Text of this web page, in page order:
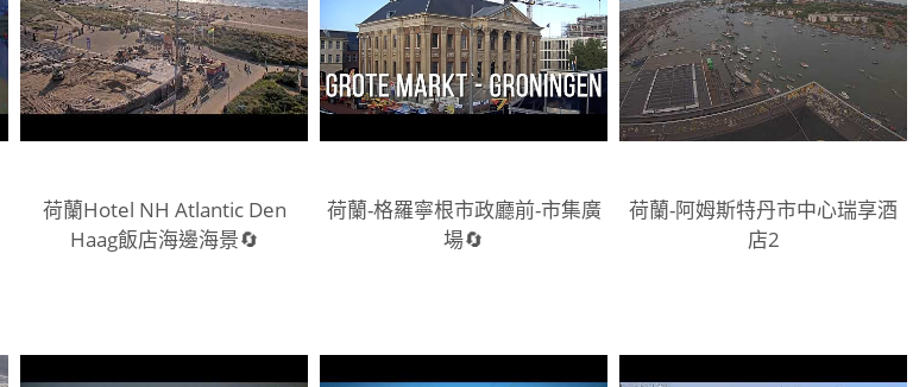
荷蘭Hotel NH Atlantic Den
Haag飯店海邊海景🔄
荷蘭-格羅寧根市政廳前-市集廣
場🔄
荷蘭-阿姆斯特丹市中心瑞享酒
店2